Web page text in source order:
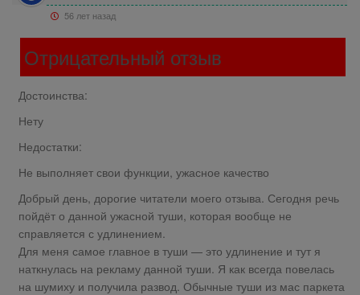
56 лет назад
Отрицательный отзыв
Достоинства:
Нету
Недостатки:
Не выполняет свои функции, ужасное качество
Добрый день, дорогие читатели моего отзыва. Сегодня речь
пойдёт о данной ужасной туши, которая вообще не
справляется с удлинением.
Для меня самое главное в туши — это удлинение и тут я
наткнулась на рекламу данной туши. Я как всегда повелась
на шумиху и получила развод. Обычные туши из мас паркета